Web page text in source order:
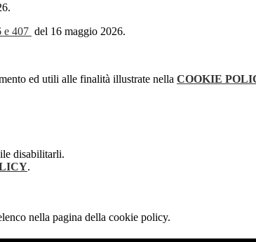
e 407 del 16 maggio 2026.
ed utili alle finalità illustrate nella COOKIE
disabilitarli.
.
nella pagina della cookie policy.